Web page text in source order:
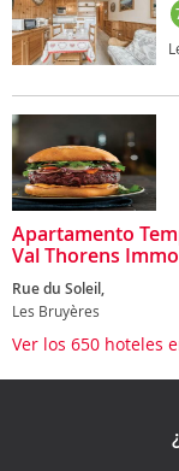
Apartamento
Val Thorens
Rue du Soleil,
Les Bruyères
Ver los 650 hoteles